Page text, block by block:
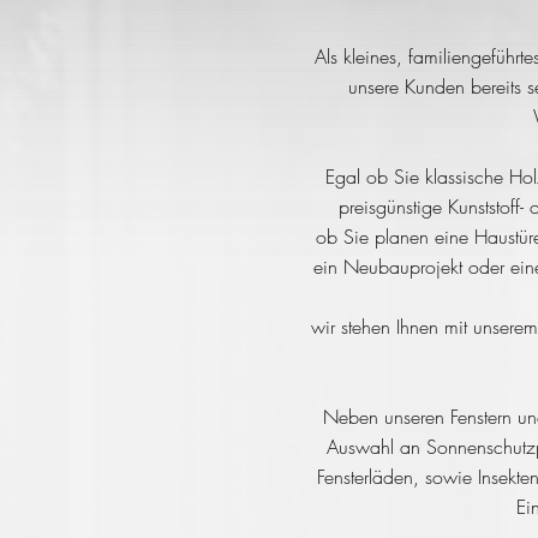
Als kleines,
unsere Kunden bereits
Egal ob Sie klassische
preisgünstige
ob Sie planen eine
ein Neubauprojekt oder
wir stehen Ihnen mit
Neben unseren Fenstern
Auswahl an
Fensterläden, sowie